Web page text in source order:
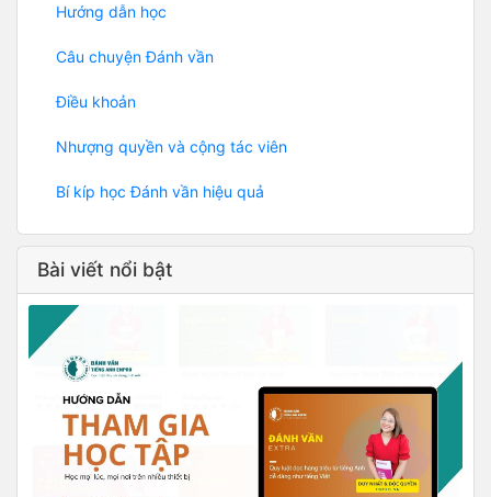
Hướng dẫn học
Câu chuyện Đánh vần
Điều khoản
Nhượng quyền và cộng tác viên
Bí kíp học Đánh vần hiệu quả
Bài viết nổi bật